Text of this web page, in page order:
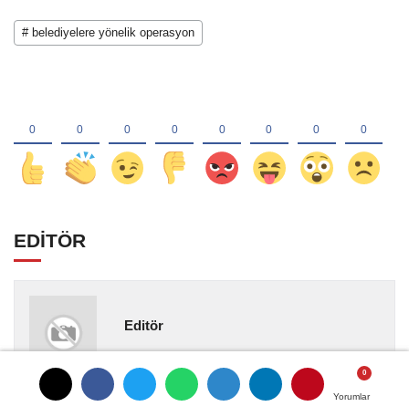
Yorumlar
Yorumlar
# belediyelere yönelik operasyon
EDİTÖR
Editör